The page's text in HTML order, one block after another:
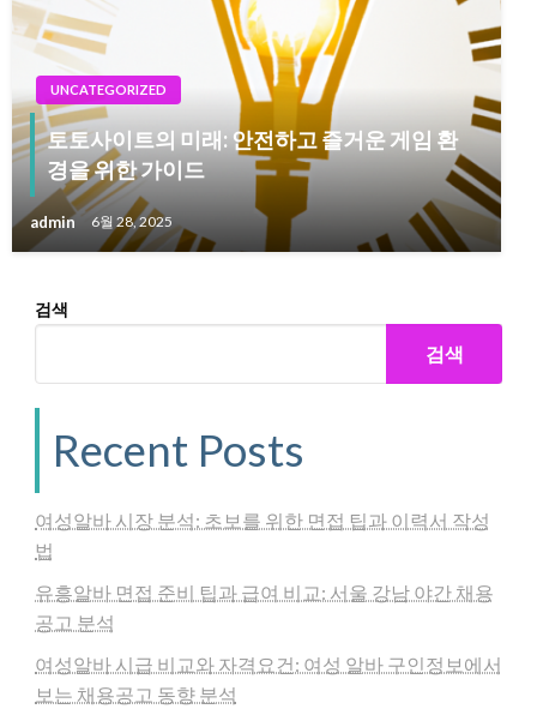
UNCATEGORIZED
토토사이트의 미래: 안전하고 즐거운 게임 환
경을 위한 가이드
admin 6월 28, 2025
검색
검색
Recent Posts
여성알바 시장 분석: 초보를 위한 면접 팁과 이력서 작성
법
유흥알바 면접 준비 팁과 급여 비교: 서울 강남 야간 채용
공고 분석
여성알바 시급 비교와 자격요건: 여성 알바 구인정보에서
보는 채용공고 동향 분석